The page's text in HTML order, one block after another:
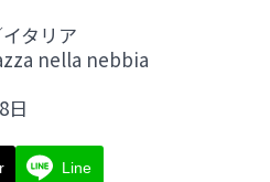
タリア
nella nebbia
日
Line